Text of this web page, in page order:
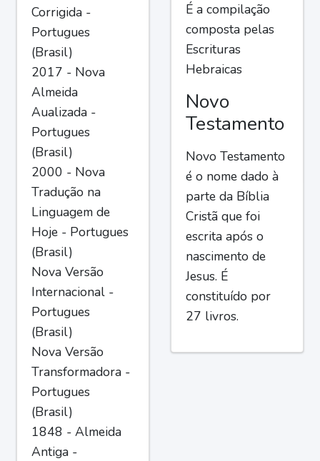
Corrigida -
Portugues
(Brasil)
2017 - Nova
Almeida
Aualizada -
Portugues
(Brasil)
2000 - Nova
Tradução na
Linguagem de
Hoje - Portugues
(Brasil)
Nova Versão
Internacional -
Portugues
(Brasil)
Nova Versão
Transformadora -
Portugues
(Brasil)
1848 - Almeida
Antiga -
É a compilação
composta pelas
Escrituras
Hebraicas
Novo
Testamento
Novo Testamento
é o nome dado à
parte da Bíblia
Cristã que foi
escrita após o
nascimento de
Jesus. É
constituído por
27 livros.